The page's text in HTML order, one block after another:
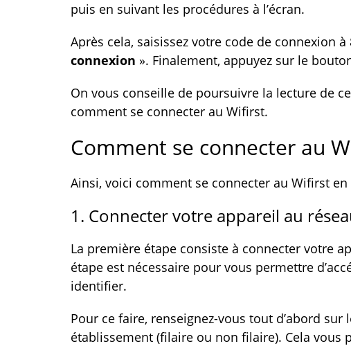
puis en suivant les procédures à l’écran.
Après cela, saisissez votre code de connexion
connexion ». Finalement, appuyez sur le
On vous conseille de poursuivre la lecture de
comment se connecter au Wifirst.
Comment se connecter au
Ainsi, voici comment se connecter au Wifirst
1. Connecter votre appareil au
La première étape consiste à connecter votre
étape est nécessaire pour vous permettre
identifier.
Pour ce faire, renseignez-vous tout d’abord
établissement (filaire ou non filaire). Cela vous